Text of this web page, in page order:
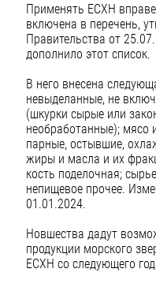
Применять ЕСХН
включена в перечень,
Правительства от
дополнило этот список.
В него внесена
невыделанные, не
(шкурки сырые или
необработанные); мясо
парные, остывшие,
жиры и масла и их
кость поделочная;
непищевое прочее.
01.01.2024.
Новшества дадут
продукции морского
ЕСХН со следующего